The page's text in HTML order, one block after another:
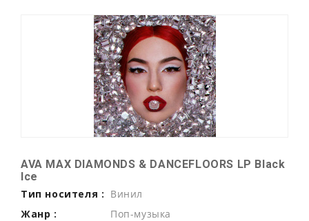
AVA MAX DIAMONDS & DANCEFLOORS LP Black
Ice
Тип носителя : Винил
Жанр :
Поп-музыка